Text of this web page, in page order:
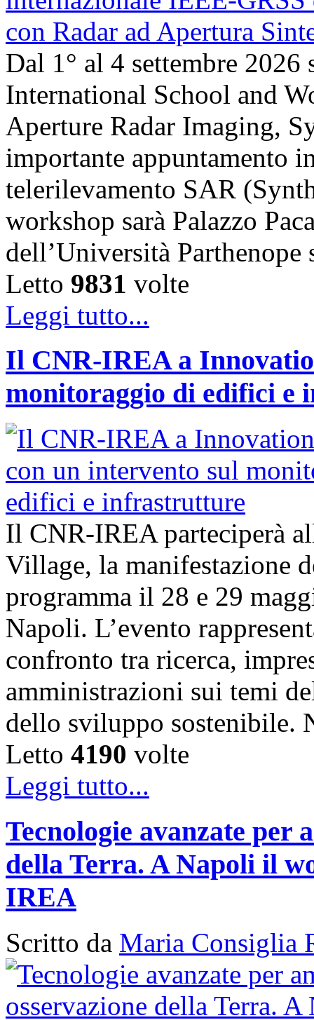
Dal 1° al 4 settembre
International School and
Aperture Radar Imaging,
importante appuntamento
telerilevamento SAR
workshop sarà Palazzo
dell’Università
Letto 9831 volte
Leggi tutto...
Il CNR-IREA a
monitoraggio di edifici e
Il CNR-IREA parteciperà
Village, la manifestazione
programma il 28 e 29
Napoli. L’evento
confronto tra ricerca,
amministrazioni sui temi
dello sviluppo sostenibile.
Letto 4190 volte
Leggi tutto...
Tecnologie avanzate per
della Terra. A Napoli il
IREA
Scritto da Maria Consiglia